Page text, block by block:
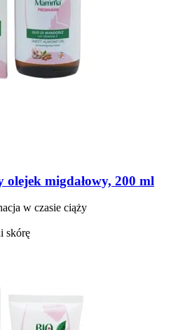
olejek migdałowy, 200 ml
w czasie ciąży
skórę